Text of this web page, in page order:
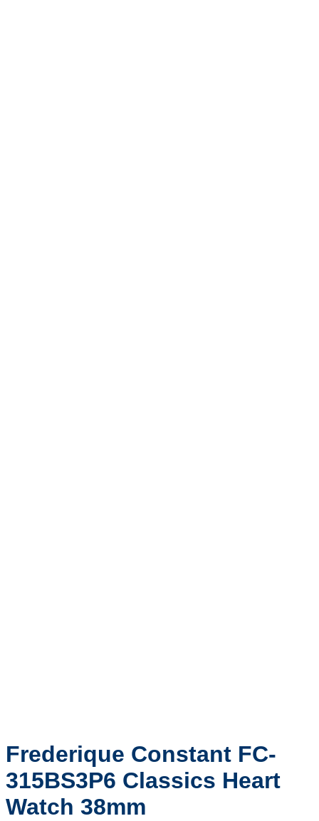
Frederique Constant FC-
315BS3P6 Classics Heart
Watch 38mm